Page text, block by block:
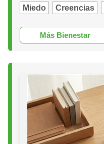
Miedo Creencias
Más Bienestar